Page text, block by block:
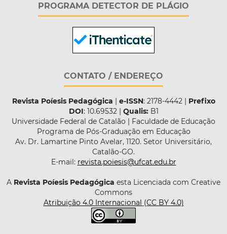
PROGRAMA DETECTOR DE PLÁGIO
CONTATO / ENDEREÇO
Revista Poíesis Pedagógica | e-ISSN: 2178-4442 | Prefixo
DOI: 10.69532 | Qualis:B1
Universidade Federal de Catalão | Faculdade de Educação
Programa de Pós-Graduação em Educação
Av. Dr. Lamartine Pinto Avelar, 1120. Setor Universitário,
Catalão-GO.
E-mail: revista.poiesis@ufcat.edu.br
A Revista Poíesis Pedagógica esta Licenciada com Creative
Commons
Atribuição 4.0 Internacional (CC BY 4.0)